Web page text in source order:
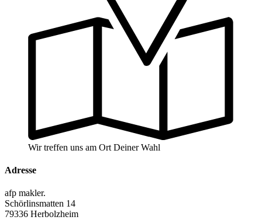
Wir treffen uns am Ort Deiner Wahl
Adresse
afp makler.
Schörlinsmatten 14
79336 Herbolzheim